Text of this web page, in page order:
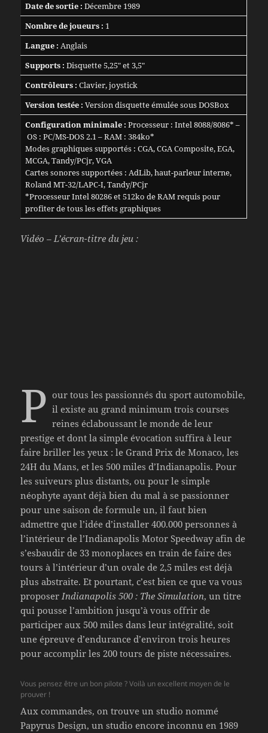
Date de sortie : Décembre 1989
Nombre de joueurs : 1
Langue : Anglais
Supports : Disquette 5,25″ et 3,5″
Contrôleurs : Clavier, joystick
Version testée : Version disquette émulée sous DOSBox
Configuration minimale : Processeur : Intel 8088/8086* –
OS : PC/MS-DOS 2.1 – RAM : 384ko*
Modes graphiques supportés : CGA, CGA Composite, EGA,
MCGA, Tandy/PCjr, VGA
Cartes sonores supportées : AdLib, haut-parleur interne,
Roland MT-32/LAPC-I, Tandy/PCjr
*Processeur Intel 80286 et 512ko de RAM requis pour
profiter de tous les effets graphiques
Vidéo – L’écran-titre du jeu :
P our tous les passionnés du sport automobile,
il existe au grand minimum trois courses
reines éclaboussant le monde de leur
prestige et dont la simple évocation suffira à leur
faire briller les yeux : le Grand Prix de Monaco, les
24H du Mans, et les 500 miles d’Indianapolis. Pour
les suiveurs plus distants, ou pour le simple
néophyte ayant déjà bien du mal à se passionner
pour une saison de formule un, il faut bien
admettre que l’idée d’installer 400.000 personnes à
l’intérieur de l’Indianapolis Motor Speedway afin de
s’esbaudir de 33 monoplaces en train de faire des
tours à l’intérieur d’un ovale de 2,5 miles est déjà
plus abstraite. Et pourtant, c’est bien ce que va vous
proposerIndianapolis 500 : The Simulation, un titre
qui pousse l’ambition jusqu’à vous offrir de
participer aux 500 miles dans leur intégralité, soit
une épreuve d’endurance d’environ trois heures
pour accomplir les 200 tours de piste nécessaires.
Vous pensez être un bon pilote ? Voilà un excellent moyen de le
prouver !
Aux commandes, on trouve un studio nommé
Papyrus Design, un studio encore inconnu en 1989